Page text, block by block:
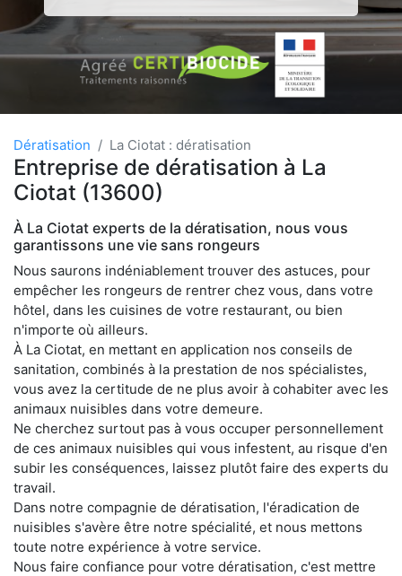
Dératisation La Ciotat : dératisation
Entreprise de dératisation à La
Ciotat (13600)
À La Ciotat experts de la dératisation, nous vous
garantissons une vie sans rongeurs
Nous saurons indéniablement trouver des astuces, pour
empêcher les rongeurs de rentrer chez vous, dans votre
hôtel, dans les cuisines de votre restaurant, ou bien
n'importe où ailleurs.
À La Ciotat, en mettant en application nos conseils de
sanitation, combinés à la prestation de nos spécialistes,
vous avez la certitude de ne plus avoir à cohabiter avec les
animaux nuisibles dans votre demeure.
Ne cherchez surtout pas à vous occuper personnellement
de ces animaux nuisibles qui vous infestent, au risque d'en
subir les conséquences, laissez plutôt faire des experts du
travail.
Dans notre compagnie de dératisation, l'éradication de
nuisibles s'avère être notre spécialité, et nous mettons
toute notre expérience à votre service.
Nous faire confiance pour votre dératisation, c'est mettre